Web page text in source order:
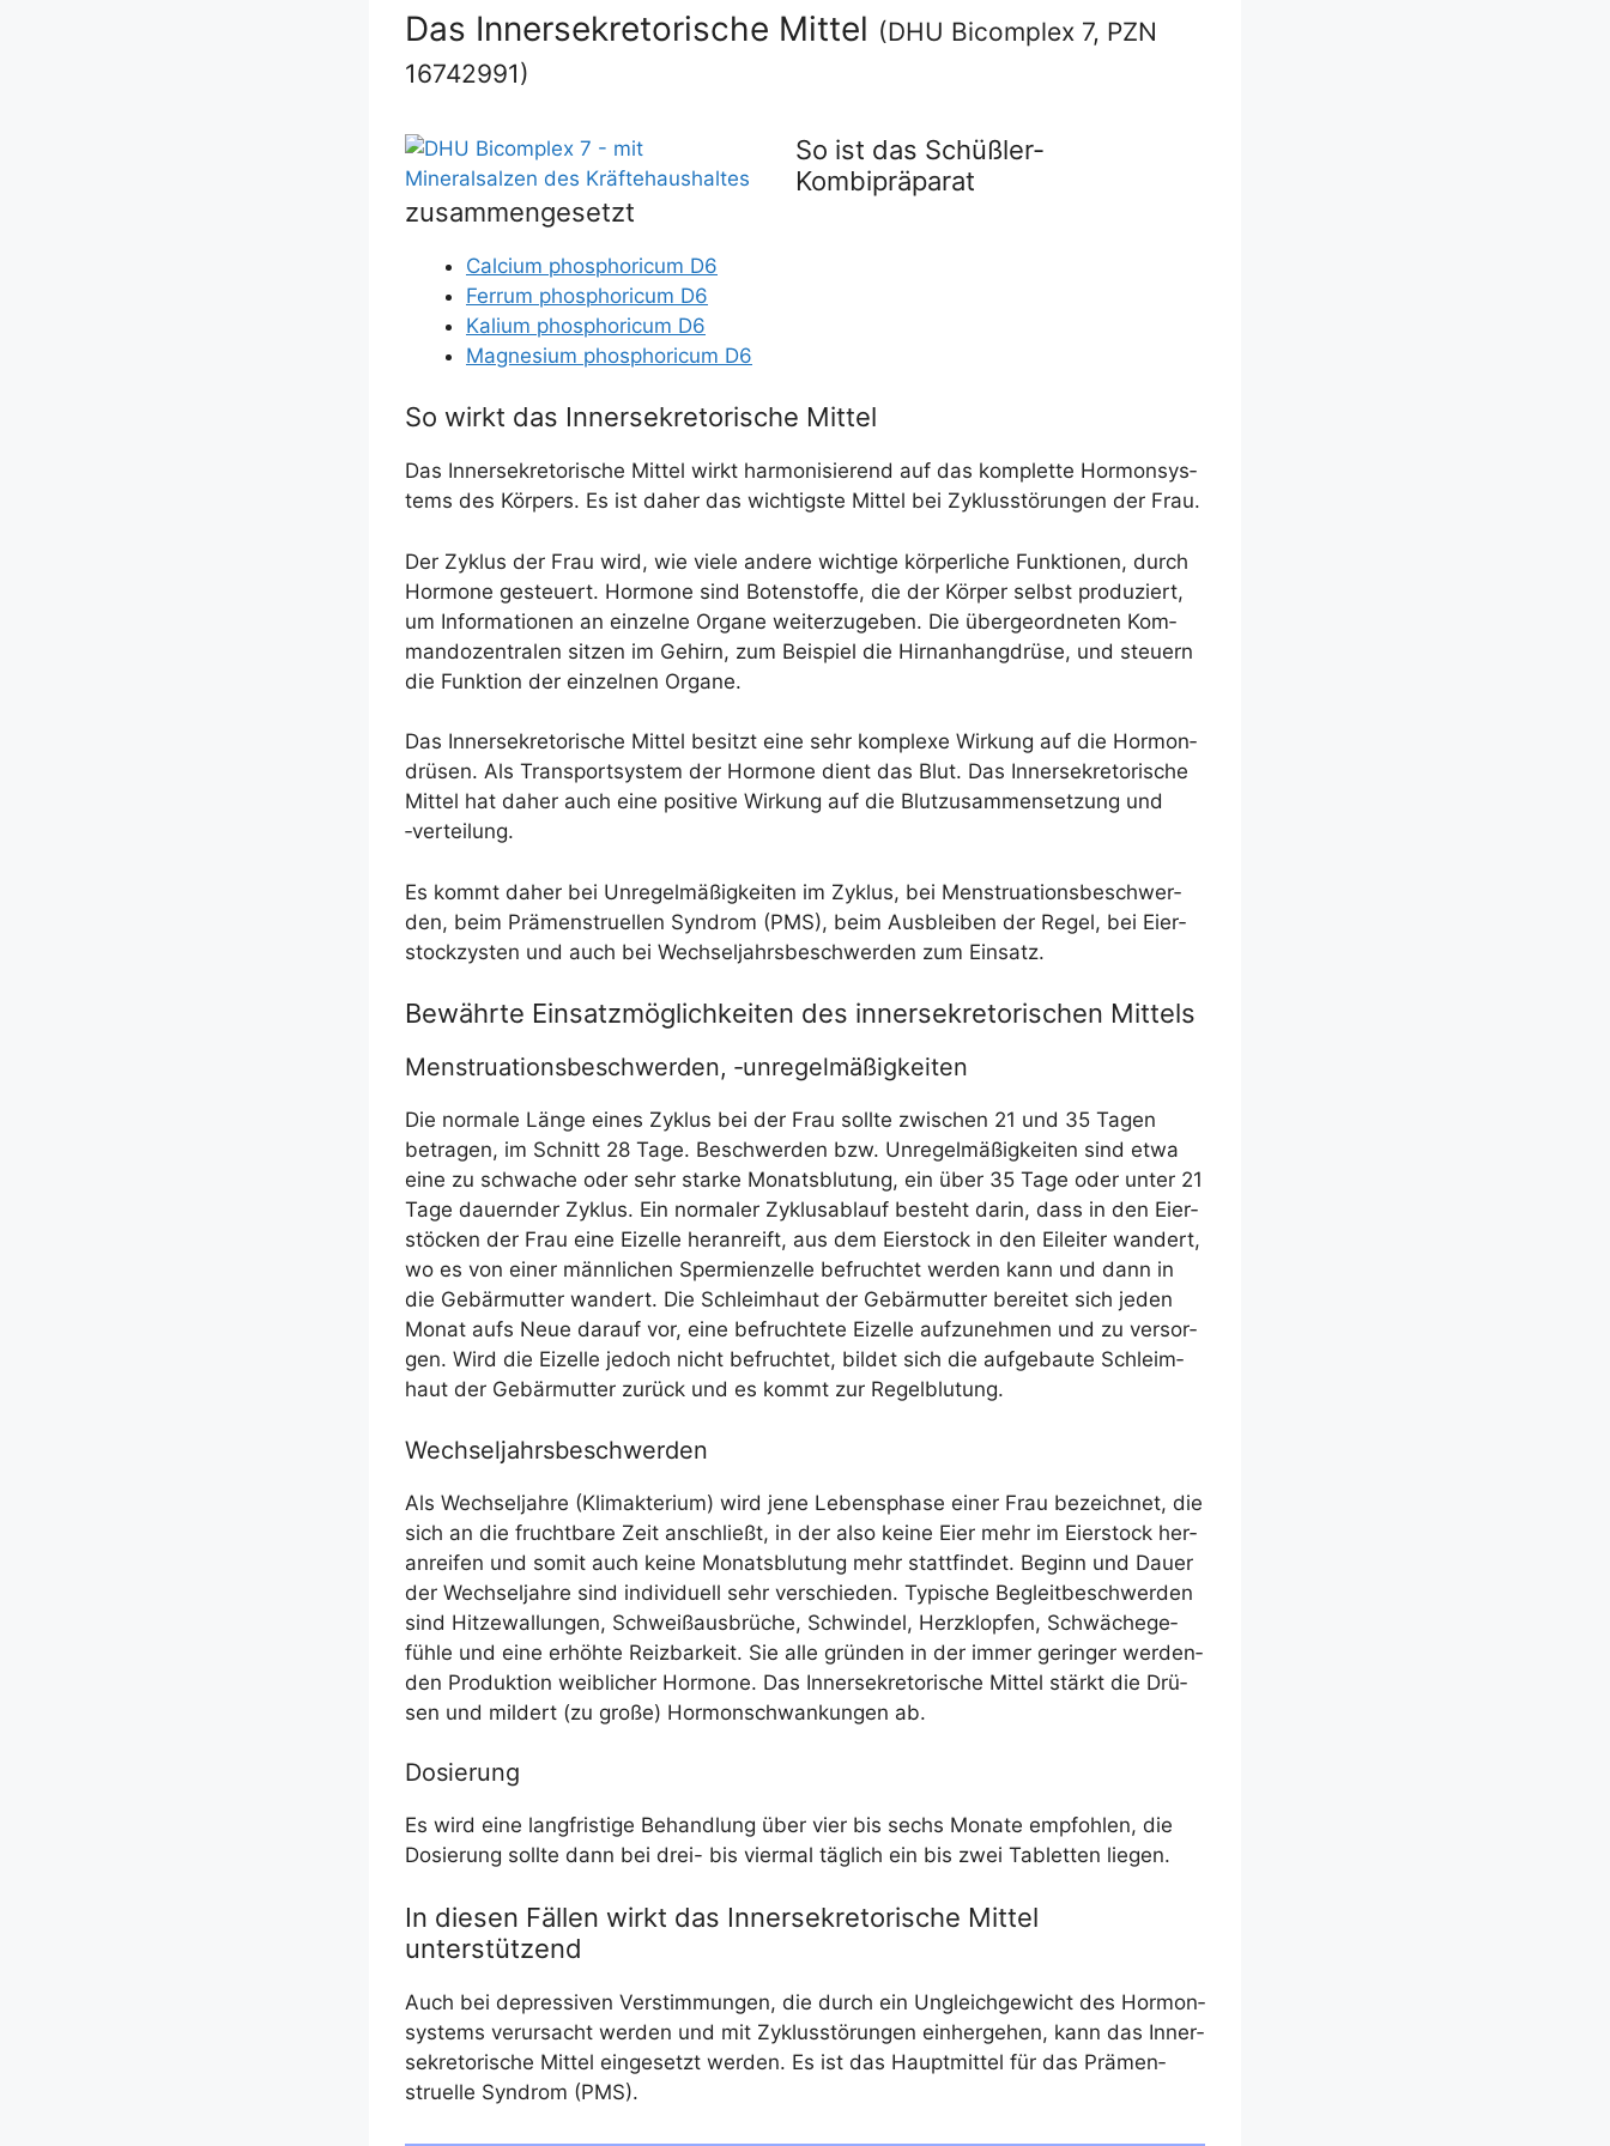
Das Innersekretorische Mittel (DHU Bicomplex 7, PZN
16742991)
So ist das Schüßler-
Kombipräparat
zusammengesetzt
Cal­ci­um phos­pho­ri­cum D6
Fer­rum phos­pho­ri­cum D6
Kali­um phos­pho­ri­cum D6
Magne­si­um phos­pho­ri­cum D6
So wirkt das Innersekretorische Mittel
Das Inner­se­kre­to­ri­sche Mit­tel wirkt har­mo­ni­sie­rend auf das kom­plet­te Hor­mon­sys­
tems des Kör­pers. Es ist daher das wich­tigs­te Mit­tel bei Zyklus­stö­run­gen der Frau.
Der Zyklus der Frau wird, wie vie­le ande­re wich­ti­ge kör­per­li­che Funk­tio­nen, durch
Hor­mo­ne gesteu­ert. Hor­mo­ne sind Boten­stof­fe, die der Kör­per selbst pro­du­ziert,
um Infor­ma­tio­nen an ein­zel­ne Orga­ne wei­ter­zu­ge­ben. Die über­ge­ord­ne­ten Kom­
man­do­zen­tra­len sit­zen im Gehirn, zum Bei­spiel die Hirn­an­hang­drü­se, und steu­ern
die Funk­ti­on der ein­zel­nen Organe.
Das Inner­se­kre­to­ri­sche Mit­tel besitzt eine sehr kom­ple­xe Wir­kung auf die Hor­mon­
drü­sen. Als Trans­port­sys­tem der Hor­mo­ne dient das Blut. Das Inner­se­kre­to­ri­sche
Mit­tel hat daher auch eine posi­ti­ve Wir­kung auf die Blut­zu­sam­men­set­zung und
‑ver­tei­lung.
Es kommt daher bei Unre­gel­mä­ßig­kei­ten im Zyklus, bei Mens­trua­ti­ons­be­schwer­
den, beim Prä­men­struel­len Syn­drom (PMS), beim Aus­blei­ben der Regel, bei Eier­
stock­zys­ten und auch bei Wech­sel­jahrs­be­schwer­den zum Einsatz.
Bewährte Einsatzmöglichkeiten des innersekretorischen Mittels
Menstruationsbeschwerden, ‑unregelmäßigkeiten
Die nor­ma­le Län­ge eines Zyklus bei der Frau soll­te zwi­schen 21 und 35 Tagen
betra­gen, im Schnitt 28 Tage. Beschwer­den bzw. Unre­gel­mä­ßig­kei­ten sind etwa
eine zu schwa­che oder sehr star­ke Monats­blu­tung, ein über 35 Tage oder unter 21
Tage dau­ern­der Zyklus. Ein nor­ma­ler Zyklus­ab­lauf besteht dar­in, dass in den Eier­
stö­cken der Frau eine Eizel­le her­an­reift, aus dem Eier­stock in den Eilei­ter wan­dert,
wo es von einer männ­li­chen Sper­mi­en­zel­le befruch­tet wer­den kann und dann in
die Gebär­mut­ter wan­dert. Die Schleim­haut der Gebär­mut­ter berei­tet sich jeden
Monat aufs Neue dar­auf vor, eine befruch­te­te Eizel­le auf­zu­neh­men und zu ver­sor­
gen. Wird die Eizel­le jedoch nicht befruch­tet, bil­det sich die auf­ge­bau­te Schleim­
haut der Gebär­mut­ter zurück und es kommt zur Regelblutung.
Wechseljahrsbeschwerden
Als Wech­sel­jah­re (Kli­mak­te­ri­um) wird jene Lebens­pha­se einer Frau bezeich­net, die
sich an die frucht­ba­re Zeit anschließt, in der also kei­ne Eier mehr im Eier­stock her­
an­rei­fen und somit auch kei­ne Monats­blu­tung mehr statt­fin­det. Beginn und Dau­er
der Wech­sel­jah­re sind indi­vi­du­ell sehr ver­schie­den. Typi­sche Begleit­be­schwer­den
sind Hit­ze­wal­lun­gen, Schweiß­aus­brü­che, Schwin­del, Herz­klop­fen, Schwä­che­ge­
füh­le und eine erhöh­te Reiz­bar­keit. Sie alle grün­den in der immer gerin­ger wer­den­
den Pro­duk­ti­on weib­li­cher Hor­mo­ne. Das Inner­se­kre­to­ri­sche Mit­tel stärkt die Drü­
sen und mil­dert (zu gro­ße) Hor­mon­schwan­kun­gen ab.
Dosierung
Es wird eine lang­fris­ti­ge Behand­lung über vier bis sechs Mona­te emp­foh­len, die
Dosie­rung soll­te dann bei drei- bis vier­mal täg­lich ein bis zwei Tablet­ten liegen.
In diesen Fällen wirkt das Innersekretorische Mittel
unterstützend
Auch bei depres­si­ven Ver­stim­mun­gen, die durch ein Ungleich­ge­wicht des Hor­mon­
sys­tems ver­ur­sacht wer­den und mit Zyklus­stö­run­gen ein­her­ge­hen, kann das Inner­
se­kre­to­ri­sche Mit­tel ein­ge­setzt wer­den. Es ist das Haupt­mit­tel für das Prä­men­
struel­le Syn­drom (PMS).